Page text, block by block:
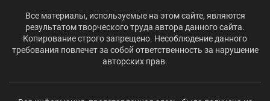
Все материалы, используемые на этом сайте, являются
результатом творческого труда автора данного сайта.
Копирование строго запрещено. Несоблюдение данного
требования повлечет за собой ответственность за нарушение
авторских прав.